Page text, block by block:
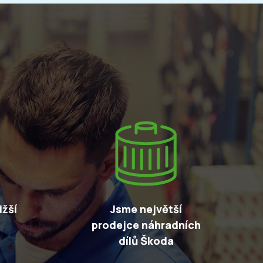
Jsme největší
prodejce náhradních
dílů Škoda